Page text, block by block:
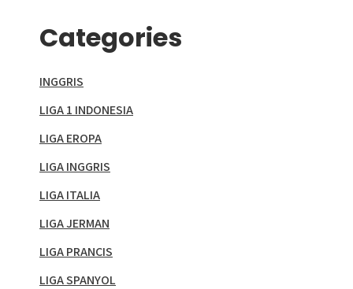
Categories
INGGRIS
LIGA 1 INDONESIA
LIGA EROPA
LIGA INGGRIS
LIGA ITALIA
LIGA JERMAN
LIGA PRANCIS
LIGA SPANYOL